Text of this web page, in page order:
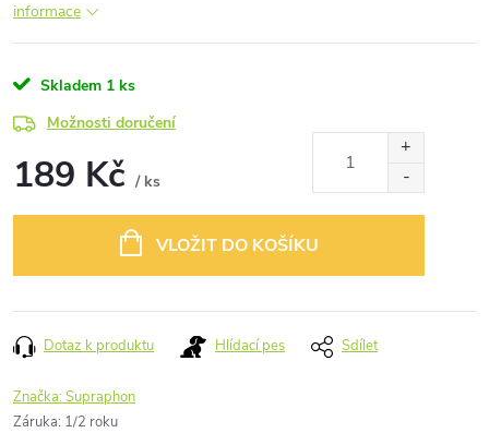
informace
Skladem 1 ks
Možnosti doručení
189 Kč / ks
VLOŽIT DO KOŠÍKU
Dotaz k produktu Hlídací pes Sdílet
Značka:Supraphon
Záruka: 1/2 roku